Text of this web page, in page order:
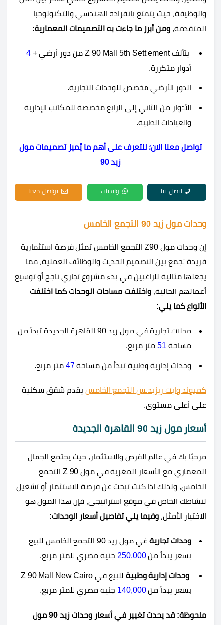
والوظيفة، حيث يتمتع بانفراده الهندسي والتكنولوجيا
المتقدمة، ومن أبرز ما جاءت به التصميمات المعمارية:
يتألف Z 90 Mall 5th Settlement من دور أرضي +
4
أدوار متكررة.
الدور الأرضي مخصص للوحدات التجارية.
الأدوار من الثاني إلى الرابع مخصصة للمكاتب الإدارية
والعيادات الطبية.
تواصل معنا الان؛ للتعرف على أهم ما يُميز تصميمات مول
زيد 90
اتصل بنا واتساب تواصل معنا
وحدات مول زيد 90 التجمع الخامس
إن وحدات مول Z90 التجمع الخامس تمثل فرصة استثمارية
فريدة تجمع بين التصميم الحديث والوظائف العملية، مما
يجعلها مثالية للراغبين في بدء مشروع تجاري ناجح أو توسيع
أعمالهم الحالية، واختلفت مساحات الوحدات كما اختلفت
الأنواع كما يلي:
محلات تجارية في مول زيد 90 القاهرة الجديدة تبدأ من
مساحة 51 متر مربع.
وحدات إدارية وطبية تبدأ من مساحة 47 متر مربع.
كمبوند وايت ريزيدنس التجمع الخامس يقدم شقق سكنية
على أعلى مستوى.
أسعار مول زيد 90 القاهرة الجديدة
مرحبًا بك في عالم الفرص والاستثمار، حيث يجتمع الجمال
المعماري مع الأسعار المغرية في مول Z 90 التجمع
الخامس، ولذلك اذا كنت تبحث عن فرصة للاستثمار أو تشغيل
لنشاطك الخاص في موقع استراتيجي، فإن هذا المول هو
الاختيار الأمثل، وفيما يلي تفاصيل أسعار الوحدات:
وحدات تجارية
في مول زيد 90 التجمع الخامس للبيع
بسعر يبدأ من 250,000 جنيه مصري للمتر مربع.
وحدات إدارية وطبية
للبيع في Z 90 Mall New Cairo
بسعر يبدأ من 140,000 جنيه مصري للمتر مربع.
ملحوظة: قد يحدث تغيير في أسعار وحدات زيد 90 مول